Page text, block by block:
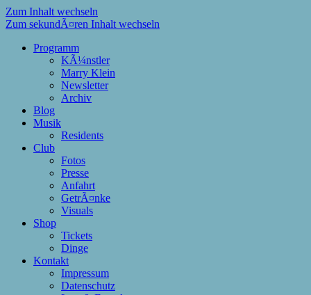
Zum Inhalt wechseln
Zum sekundÃ¤ren Inhalt wechseln
Programm
KÃ¼nstler
Marry Klein
Newsletter
Archiv
Blog
Musik
Residents
Club
Fotos
Presse
Anfahrt
GetrÃ¤nke
Visuals
Shop
Tickets
Dinge
Kontakt
Impressum
Datenschutz